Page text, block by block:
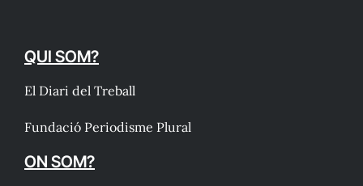
QUI SOM?
El Diari del Treball
Fundació Periodisme Plural
ON SOM?